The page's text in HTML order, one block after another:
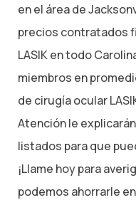
en el área de
precios contratados
LASIK en todo
miembros en
de cirugía ocular
Atención le
listados para que
¡Llame hoy para
podemos ahorrarle